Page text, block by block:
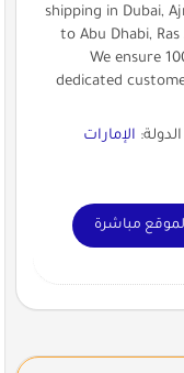
shipping in Dubai,
to Abu Dhabi,
We ensure
dedicated
الإمارات
الموقع مباشرة